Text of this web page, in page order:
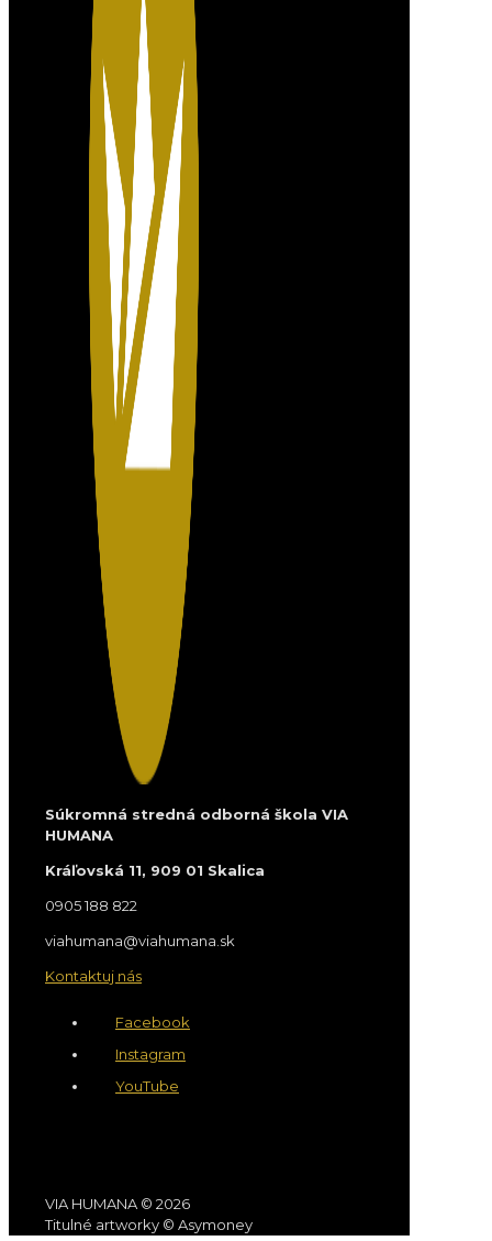
Súkromná stredná odborná škola VIA
HUMANA
Kráľovská 11, 909 01 Skalica
0905 188 822
viahumana@viahumana.sk
Kontaktuj nás
Facebook
Instagram
YouTube
VIA HUMANA © 2026
Titulné artworky © Asymoney